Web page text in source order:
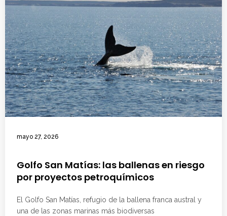
mayo 27, 2026
Golfo San Matías: las ballenas en riesgo
por proyectos petroquímicos
El Golfo San Matías, refugio de la ballena franca austral y
una de las zonas marinas más biodiversas